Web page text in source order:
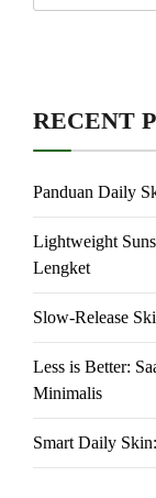
RECENT
Panduan Daily
Lightweight
Lengket
Slow-Release
Less is Better:
Minimalis
Smart Daily